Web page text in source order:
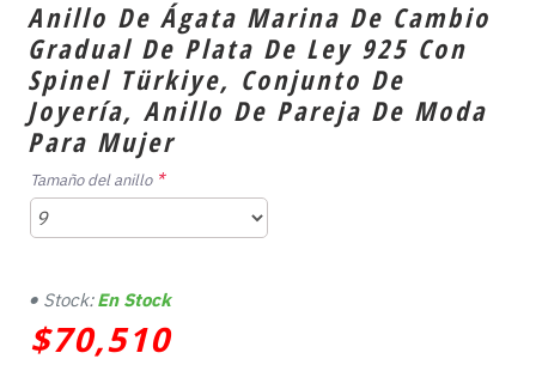
Anillo De Ágata Marina De Cambio
Gradual De Plata De Ley 925 Con
Spinel Türkiye, Conjunto De
Joyería, Anillo De Pareja De Moda
Para Mujer
$70,510
Stock: En Stock
Tamaño del anillo